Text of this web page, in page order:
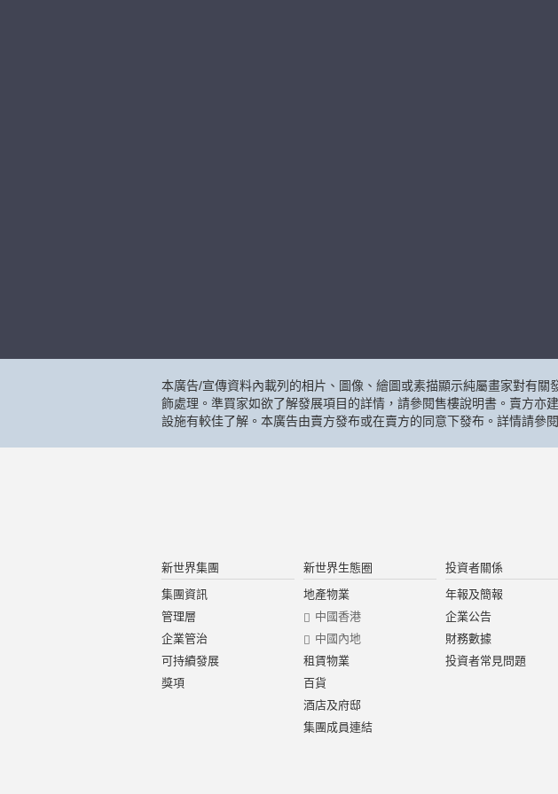
本廣告/宣傳資料內載列的相片、圖像、繪圖或素描顯示純屬畫家對有
飾處理。準買家如欲了解發展項目的詳情，請參閱售樓說明書。賣方
設施有較佳了解。本廣告由賣方發布或在賣方的同意下發布。詳情請參
新世界集團
集團資訊
管理層
企業管治
可持續發展
獎項
新世界生態圈
地產物業
中國香港
中國內地
租賃物業
百貨
酒店及府邸
集團成員連結
投資者關係
年報及簡報
企業公告
財務數據
投資者常見問題